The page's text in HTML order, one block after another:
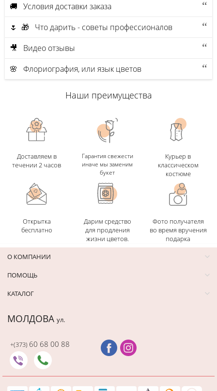
🚚 Условия доставки заказа
🌷 🎁 Что дарить - советы профессионалов
🎥 Видео отзывы
🌸 Флориография, или язык цветов
Наши преимущества
Доставляем в
течении 2 часов
Гарантия свежести
иначе мы заменим
букет
Курьер в
классическом
костюме
Открытка
бесплатно
Дарим средство
для продления
жизни цветов.
Фото получателя
во время вручения
подарка
О КОМПАНИИ
ПОМОЩЬ
КАТАЛОГ
МОЛДОВА ул.
+(373) 60 68 00 88